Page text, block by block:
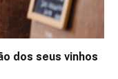
dos seus vinhos